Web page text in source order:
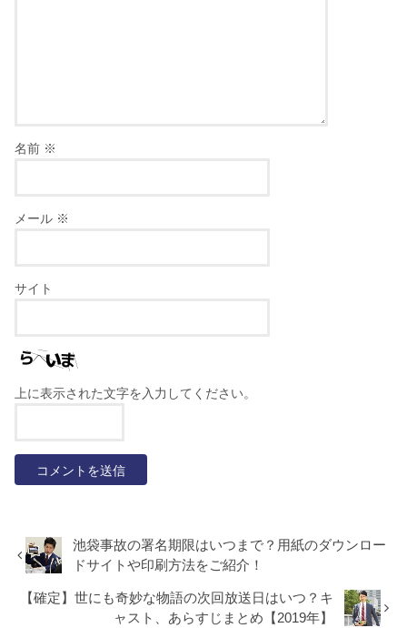
名前 ※
メール ※
サイト
上に表示された文字を入力してください。
池袋事故の署名期限はいつまで？用紙のダウンロー
ドサイトや印刷方法をご紹介！
【確定】世にも奇妙な物語の次回放送日はいつ？キ
ャスト、あらすじまとめ【2019年】